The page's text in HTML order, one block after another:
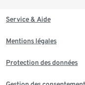
Service & Aide
Mentions légales
Protection des données